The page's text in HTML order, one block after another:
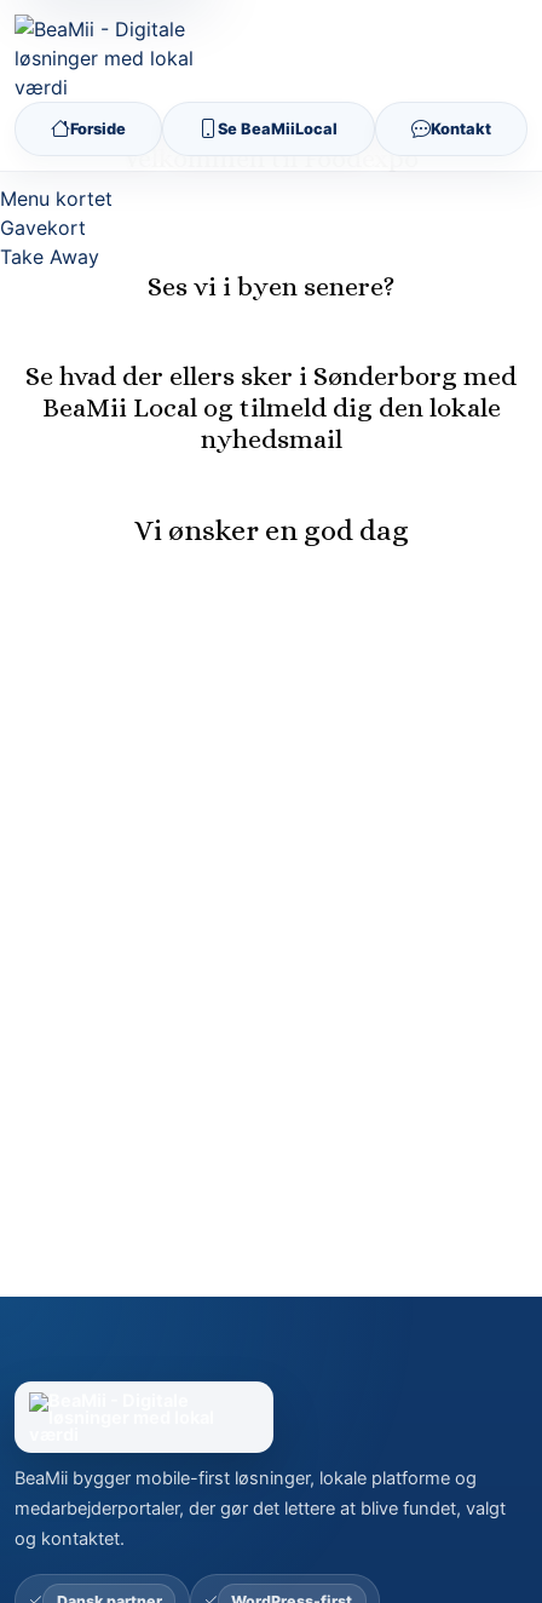
Forside Se BeaMiiLocal Kontakt
Velkommen til Foodexpo
Menu kortet
Gavekort
Take Away
Ses vi i byen senere?
Se hvad der ellers sker i Sønderborg med
BeaMii Local og tilmeld dig den lokale
nyhedsmail
Vi ønsker en god dag
BeaMii bygger mobile-first løsninger, lokale platforme og
medarbejderportaler, der gør det lettere at blive fundet, valgt
og kontaktet.